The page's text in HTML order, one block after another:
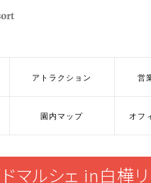
ファミリー
美術館
アトラクション 営
園内マップ オフ
マルシェ in白樺